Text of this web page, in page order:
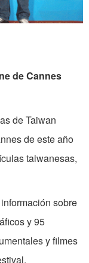
de Cannes
de Taiwan
de este año
taiwanesas,
sobre
y 95
y filmes